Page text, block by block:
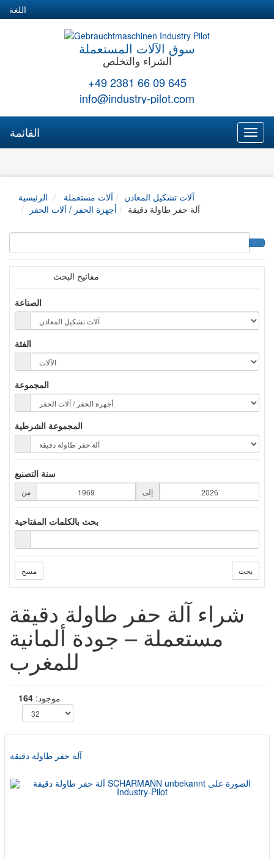
اللغة
سوق الآلات المستعملة
الشراء والتخلص
+49 2381 66 09 645
info@industry-pilot.com
القائمة
الرئيسية آلات مستعملة
آلات تشكيل المعادن
أجهزة الحفر / آلات الحفر
آلة حفر طاولة دقيقة
مفاتيح البحث
الصناعة
الفئة
المجموعة
المجموعة الشرطية
سنة التصنيع
من إلى
بحث بالكلمات المفتاحية
مسح بحث
شراء آلة حفر طاولة دقيقة
مستعملة – جودة ألمانية
للمغرب
موجود: 164
آلة حفر طاولة دقيقة